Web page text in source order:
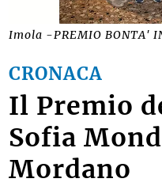
Imola -PREMIO BONTA'
CRONACA
Il Premio
Sofia
Mordano